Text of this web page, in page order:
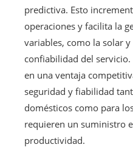
predictiva. Esto
operaciones y facilita la
variables, como la solar
confiabilidad del
en una ventaja
seguridad y fiabilidad
domésticos como para
requieren un suministro
productividad.